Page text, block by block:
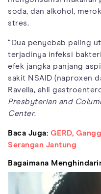
soda, dan alkohol,
stres.
“Dua penyebab paling
terjadinya infeksi
efek jangka panjang
sakit NSAID (naproxen
Ravella, ahli
Presbyterian and
Center.
Baca Juga: GERD,
Serangan Jantung
Bagaimana